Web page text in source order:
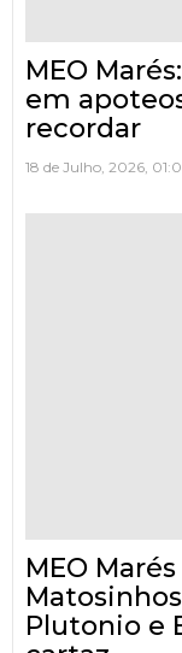
MEO
em
recordar
18 de Julho, 2026,
MEO
Plutonio e